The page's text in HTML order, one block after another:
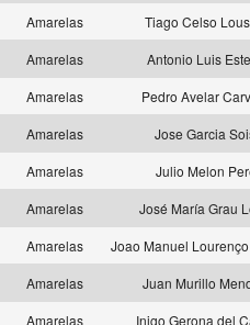
Amarelas
Tiago Celso
Amarelas
Antonio Luis
Amarelas
Pedro Avelar
Amarelas
Jose Garcia
Amarelas
Julio Melon
Amarelas
José María Grau
Amarelas
Joao Manuel
Amarelas
Juan Murillo
Amarelas
Inigo Gerona del